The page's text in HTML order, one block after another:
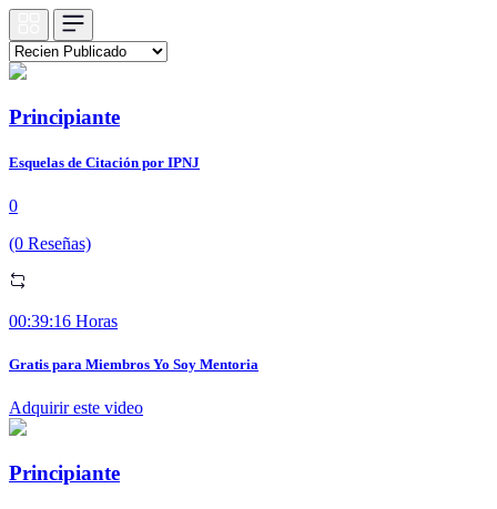
Principiante
Esquelas de Citación por IPNJ
0
(0 Reseñas)
00:39:16 Horas
Gratis para Miembros Yo Soy Mentoria
Adquirir este video
Principiante